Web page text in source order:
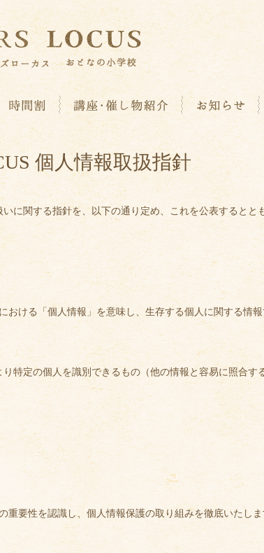
個人情報取扱指針
に関する指針を、以下の通り定め、これを公表するとと
ける「個人情報」を意味し、生存する個人に関する情
特定の個人を識別できるもの（他の情報と容易に照合す
要性を認識し、個人情報保護の取り組みを徹底いたしま